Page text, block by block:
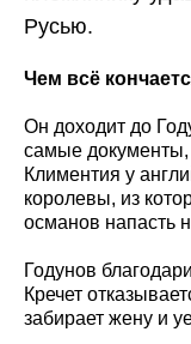
Русью.
Чем всё
Он доходит до
самые
Климентия у
королевы, из
османов напасть
Годунов
Кречет
забирает жену и